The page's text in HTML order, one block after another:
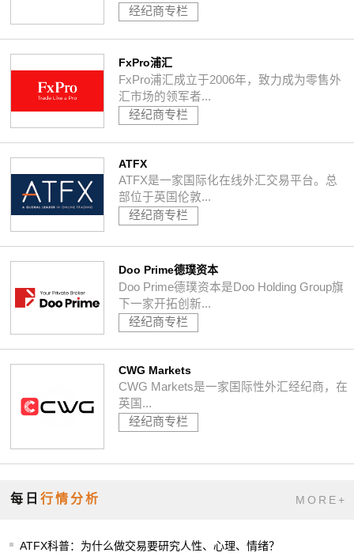
经纪商专栏
FxPro浦汇
FxPro浦汇成立于2006年，致力成为零售外
汇市场的领军者...
经纪商专栏
ATFX
ATFX是一家国际化在线外汇交易平台。总
部位于英国伦敦...
经纪商专栏
Doo Prime德璞资本
Doo Prime德璞资本是Doo Holding Group旗
下一家开拓创新...
经纪商专栏
CWG Markets
CWG Markets是一家国际性外汇经纪商，在
英国...
经纪商专栏
每日行情分析 MORE+
ATFX科普：为什么做交易要研究人性、心理、情绪？